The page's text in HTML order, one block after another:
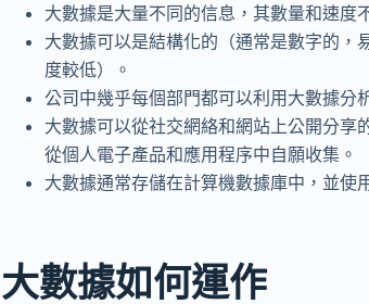
大數據是大量不同的信息，其數量和速度
大數據可以是結構化的（通常是數字的，
度較低）。
公司中幾乎每個部門都可以利用大數據分
大數據可以從社交網絡和網站上公開分享
從個人電子產品和應用程序中自願收集。
大數據通常存儲在計算機數據庫中，並使
大數據如何運作